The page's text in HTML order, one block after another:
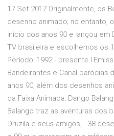
17 Set 2017 Originalmente, os
desenho animado; no entanto,
início dos anos 90 e lançou em
TV brasileira e escolhemos os
Período: 1992 - presente I
Bandeirantes e Canal
anos 90, além dos desenhos
da Faixa Animada: Dango
Balango traz as aventuras dos
Druzila e seus amigos, 38